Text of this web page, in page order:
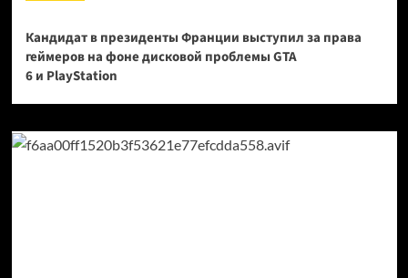
Кандидат в президенты Франции выступил за права
геймеров на фоне дисковой проблемы GTA
6 и PlayStation